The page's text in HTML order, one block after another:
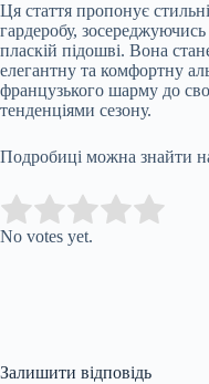
Ця стаття пропонує стильні
гардеробу,
пласкій підошві. Вона
елегантну та комфортну
французького шарму до
тенденціями сезону.
Подробиці можна знайти
Rate this item:
No votes yet.
Залишити відповідь